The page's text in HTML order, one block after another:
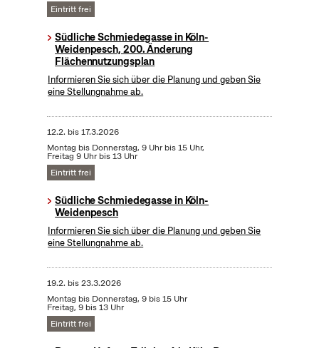
Eintritt frei
Südliche Schmiedegasse in Köln-
Weidenpesch, 200. Änderung
Flächennutzungsplan
Informieren Sie sich über die Planung und geben Sie
eine Stellungnahme ab.
12.2. bis17.3.2026
Montag bis Donnerstag, 9 Uhr bis 15 Uhr,
Freitag 9 Uhr bis 13 Uhr
Eintritt frei
Südliche Schmiedegasse in Köln-
Weidenpesch
Informieren Sie sich über die Planung und geben Sie
eine Stellungnahme ab.
19.2. bis23.3.2026
Montag bis Donnerstag, 9 bis 15 Uhr
Freitag, 9 bis 13 Uhr
Eintritt frei